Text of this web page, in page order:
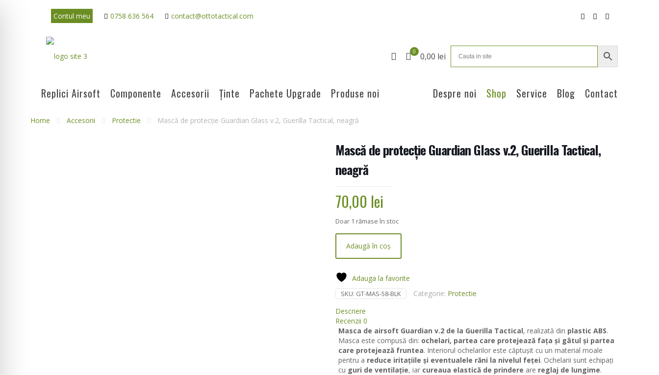
Contul meu 0758 636 564 contact@ottotactical.com
0 0,00 lei
Replici Airsoft Componente Accesorii Ținte Pachete Upgrade Produse noi Despre noi Shop Service Blog Contact
Home Accesorii Protectie Mască de protecție Guardian Glass v.2, Guerilla Tactical, neagră
Mască de protecție Guardian Glass v.2, Guerilla Tactical,
neagră
70,00 lei
Doar 1 rămase în stoc
Adaugă în coș
Adauga la favorite
SKU: GT-MAS-58-BLK Categorie: Protectie
Descriere
Recenzii 0
Masca de airsoft Guardian v.2 de la Guerilla Tactical, realizată din plastic ABS.
Masca este compusă din: ochelari, partea care protejează fața și gâtul și partea
care protejează fruntea. Interiorul ochelarilor este căptușit cu un material moale
pentru a reduce iritațiile și eventualele răni la nivelul feței. Ochelarii sunt echipați
cu guri de ventilație, iar cureaua elastică de prindere are reglaj de lungime.